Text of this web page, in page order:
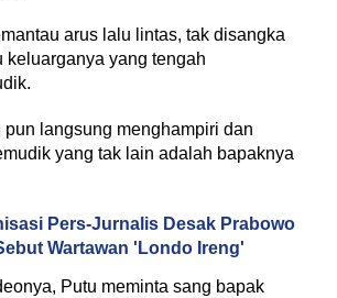
arus lalu lintas, tak disangka
keluarganya yang tengah
langsung menghampiri dan
yang tak lain adalah bapaknya
Pers-Jurnalis Desak Prabowo
Wartawan 'Londo Ireng'
Putu meminta sang bapak